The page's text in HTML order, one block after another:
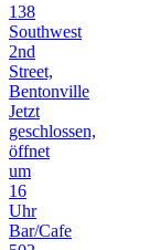
138
Southwest
2nd
Street,
Bentonville
Jetzt
geschlossen,
öffnet
um
16
Uhr
Bar/Cafe